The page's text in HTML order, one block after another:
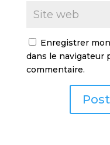
Enregistrer
dans le navigateur
commentaire.